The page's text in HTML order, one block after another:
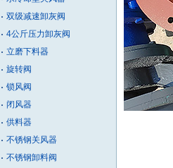
双级减速卸灰阀
4公斤压力卸灰阀
立磨下料器
旋转阀
锁风阀
闭风器
供料器
不锈钢关风器
不锈钢卸料阀